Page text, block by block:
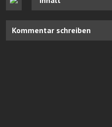
Kommentar schreiben